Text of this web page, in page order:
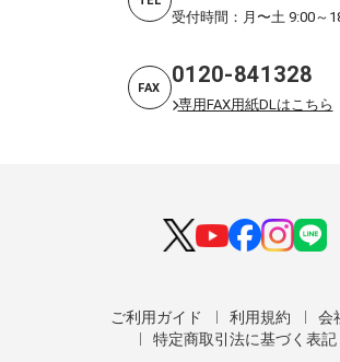
受付時間：月〜土 9:00～
FAX 0120-841328
専用FAX用紙DLはこちら
ご利用ガイド 利用規約
会
特定商取引法に基づく表記